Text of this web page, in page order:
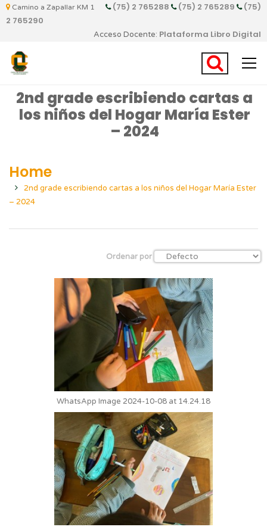
Camino a Zapallar KM 1 (75) 2 765288 (75) 2 765289
(75)
2 765290
Acceso Docente: Plataforma Libro Digital
2nd grade escribiendo cartas a
los niños del Hogar María Ester
– 2024
Home
2nd grade escribiendo cartas a los niños del Hogar María Ester
– 2024
Ordenar por
WhatsApp Image 2024-10-08 at 14.24.18